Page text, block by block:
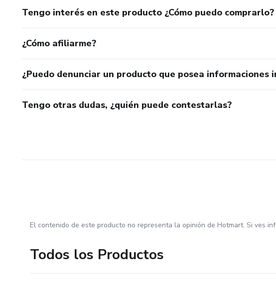
Tengo interés en este producto ¿Cómo puedo comprarlo?
¿Cómo afiliarme?
¿Puedo denunciar un producto que posea informaciones
Tengo otras dudas, ¿quién puede contestarlas?
El contenido de este producto no representa la opinión de Hotmart. Si ves
Todos los Productos